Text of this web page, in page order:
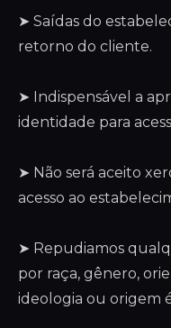
➤ Saídas do
retorno do cliente.
➤ Indispensável a
identidade para
➤ Não será aceito
acesso ao
➤ Repudiamos
por raça, gênero,
ideologia ou origem